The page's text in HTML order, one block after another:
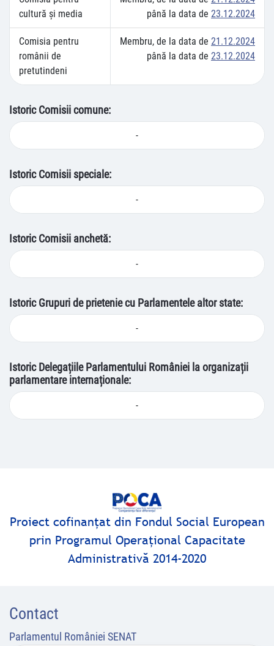
cultură şi media
până la data de 23.12.2024
Comisia pentru
românii de
pretutindeni
Membru, de la data de 21.12.2024
până la data de 23.12.2024
Istoric Comisii comune:
-
Istoric Comisii speciale:
-
Istoric Comisii anchetă:
-
Istoric Grupuri de prietenie cu Parlamentele altor state:
-
Istoric Delegațiile Parlamentului României la organizații
parlamentare internaționale:
-
Proiect cofinanţat din Fondul Social European
prin Programul Operaţional Capacitate
Administrativă 2014-2020
Contact
Parlamentul României SENAT